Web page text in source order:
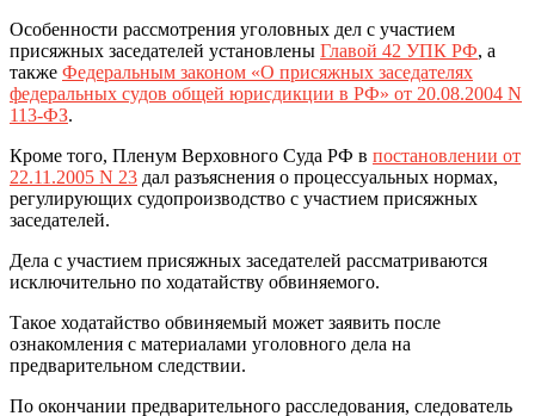
Особенности рассмотрения уголовных дел с участием
присяжных заседателей установлены Главой 42 УПК РФ, а
также Федеральным законом «О присяжных заседателях
федеральных судов общей юрисдикции в РФ» от 20.08.2004 N
113-ФЗ.
Кроме того, Пленум Верховного Суда РФ в постановлении от
22.11.2005 N 23 дал разъяснения о процессуальных нормах,
регулирующих судопроизводство с участием присяжных
заседателей.
Дела с участием присяжных заседателей рассматриваются
исключительно по ходатайству обвиняемого.
Такое ходатайство обвиняемый может заявить после
ознакомления с материалами уголовного дела на
предварительном следствии.
По окончании предварительного расследования, следователь